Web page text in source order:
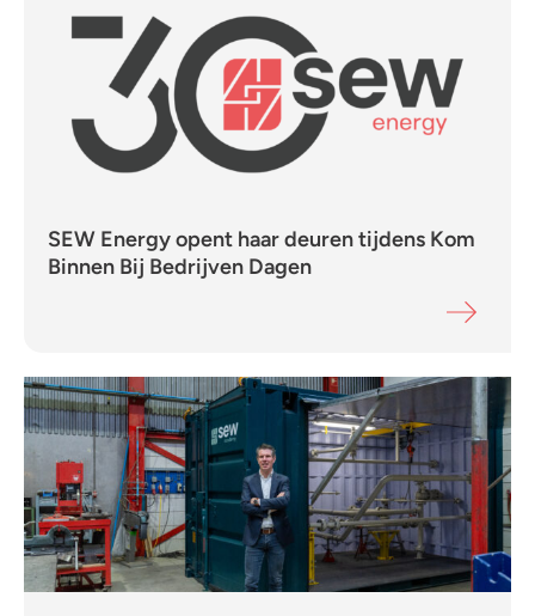
SEW Energy opent haar deuren tijdens Kom
Binnen Bij Bedrijven Dagen